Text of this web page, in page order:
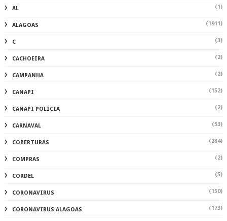
AL (1)
ALAGOAS (1911)
C (3)
CACHOEIRA (2)
CAMPANHA (2)
CANAPI (152)
CANAPI POLÍCIA (2)
CARNAVAL (53)
COBERTURAS (284)
COMPRAS (2)
CORDEL (5)
CORONAVIRUS (150)
CORONAVIRUS ALAGOAS (173)